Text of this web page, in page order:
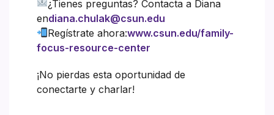
¿Tienes preguntas? Contacta a Diana
endiana.chulak@csun.edu
Regístrate ahora:www.csun.edu/family-
focus-resource-center
¡No pierdas esta oportunidad de
conectarte y charlar!